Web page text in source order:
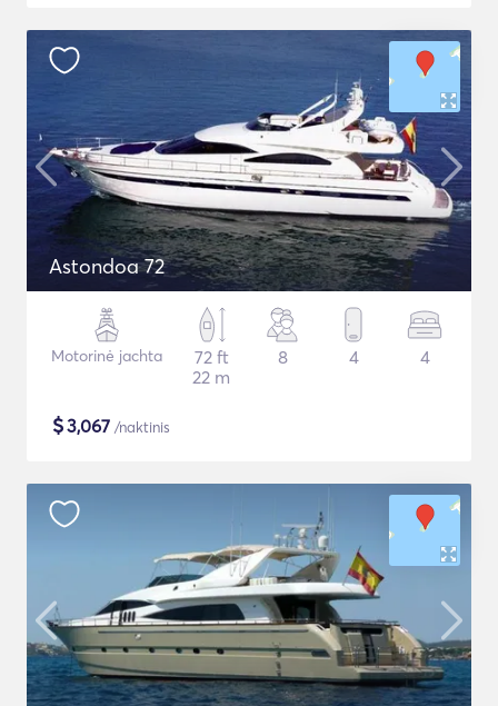
Astondoa 72
Motorinė jachta
72 ft
22 m
8 4 4
$3,067 /naktinis